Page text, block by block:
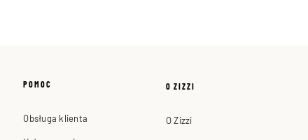
POMOC
Obsługa klienta
O ZIZZI
O Zizzi